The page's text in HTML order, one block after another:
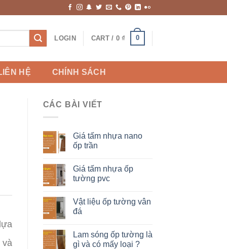
LOGIN CART / 0 ₫ 0
HỆ CHÍNH SÁCH
và
CÁC BÀI VIẾT
Giá tấm nhựa nano
ốp trần
Giá tấm nhựa ốp
tường pvc
Vật liệu ốp tường vân
đá
Lam sóng ốp tường là
gì và có mấy loại ?